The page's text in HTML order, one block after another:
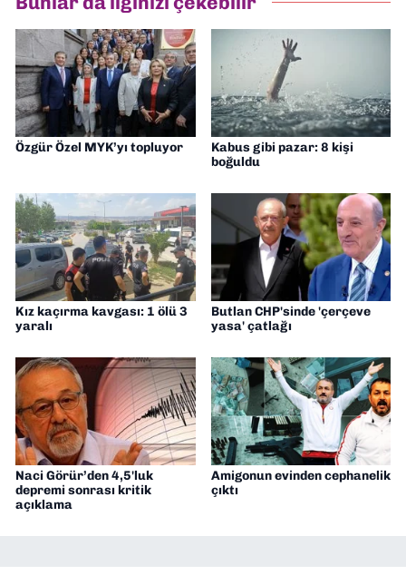
Gazetesi'nde editörlük yapıyorum
Özgür Özel MYK’yı topluyor
Kabus gibi pazar: 8 kişi
boğuldu
Kız kaçırma kavgası: 1 ölü 3
yaralı
Butlan CHP'sinde 'çerçeve
yasa' çatlağı
Naci Görür’den 4,5'luk
depremi sonrası kritik
açıklama
Amigonun evinden cephanelik
çıktı